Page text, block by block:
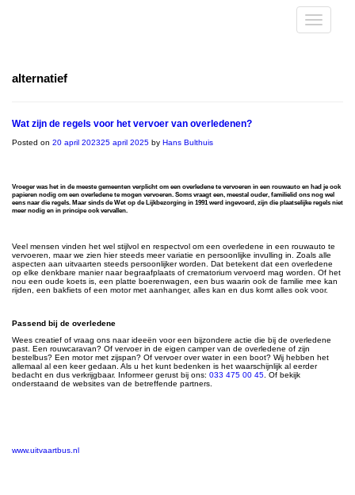
alternatief
Wat zijn de regels voor het vervoer van overledenen?
Posted on 20 april 202325 april 2025 by Hans Bulthuis
Vroeger was het in de meeste gemeenten verplicht om een overledene te vervoeren in een rouwauto en had je ook
papieren nodig om een overledene te mogen vervoeren. Soms vraagt een, meestal ouder, familielid ons nog wel
eens naar die regels. Maar sinds de Wet op de Lijkbezorging in 1991 werd ingevoerd, zijn die plaatselijke regels niet
meer nodig en in principe ook vervallen.
Veel mensen vinden het wel stijlvol en respectvol om een overledene in een rouwauto te
vervoeren, maar we zien hier steeds meer variatie en persoonlijke invulling in. Zoals alle
aspecten aan uitvaarten steeds persoonlijker worden. Dat betekent dat een overledene
op elke denkbare manier naar begraafplaats of crematorium vervoerd mag worden. Of het
nou een oude koets is, een platte boerenwagen, een bus waarin ook de familie mee kan
rijden, een bakfiets of een motor met aanhanger, alles kan en dus komt alles ook voor.
Passend bij de overledene
Wees creatief of vraag ons naar ideeën voor een bijzondere actie die bij de overledene
past. Een rouwcaravan? Of vervoer in de eigen camper van de overledene of zijn
bestelbus? Een motor met zijspan? Of vervoer over water in een boot? Wij hebben het
allemaal al een keer gedaan. Als u het kunt bedenken is het waarschijnlijk al eerder
bedacht en dus verkrijgbaar. Informeer gerust bij ons: 033 475 00 45 . Of bekijk
onderstaand de websites van de betreffende partners.
www.uitvaartbus.nl